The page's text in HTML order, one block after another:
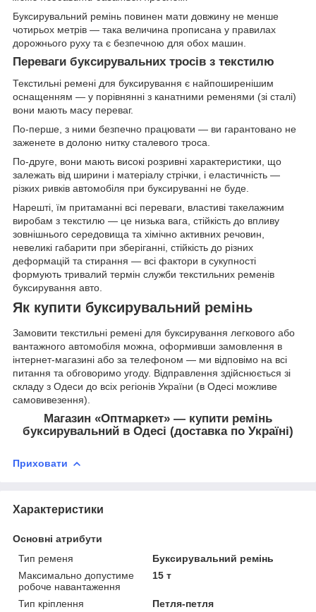
Буксирувальний ремінь повинен мати довжину не менше
чотирьох метрів — така величина прописана у правилах
дорожнього руху та є безпечною для обох машин.
Переваги буксирувальних тросів з текстилю
Текстильні ремені для буксирування є найпоширенішим
оснащенням — у порівнянні з канатними ременями (зі сталі)
вони мають масу переваг.
По-перше, з ними безпечно працювати — ви гарантовано не
заженете в долоню нитку сталевого троса.
По-друге, вони мають високі розривні характеристики, що
залежать від ширини і матеріалу стрічки, і еластичність —
різких ривків автомобіля при буксируванні не буде.
Нарешті, їм притаманні всі переваги, властиві такелажним
виробам з текстилю — це низька вага, стійкість до впливу
зовнішнього середовища та хімічно активних речовин,
невеликі габарити при зберіганні, стійкість до різних
деформацій та стирання — всі фактори в сукупності
формують тривалий термін служби текстильних ременів
буксирування авто.
Як купити буксирувальний ремінь
Замовити текстильні ремені для буксирування легкового або
вантажного автомобіля можна, оформивши замовлення в
інтернет-магазині або за телефоном — ми відповімо на всі
питання та обговоримо угоду. Відправлення здійснюється зі
складу з Одеси до всіх регіонів України (в Одесі можливе
самовивезення).
Магазин «Оптмаркет» — купити ремінь
буксирувальний в Одесі (доставка по Україні)
Приховати
Характеристики
Основні атрибути
Тип ременя
Буксирувальний ремінь
Максимально допустиме
робоче навантаження
15 т
Тип кріплення
Петля-петля